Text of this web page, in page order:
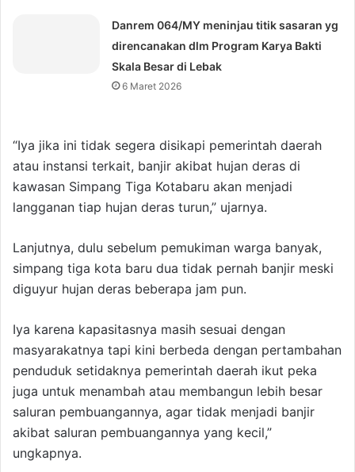
Danrem 064/MY meninjau titik sasaran yg
direncanakan dlm Program Karya Bakti
Skala Besar di Lebak
6 Maret 2026
“Iya jika ini tidak segera disikapi pemerintah daerah
atau instansi terkait, banjir akibat hujan deras di
kawasan Simpang Tiga Kotabaru akan menjadi
langganan tiap hujan deras turun,” ujarnya.
Lanjutnya, dulu sebelum pemukiman warga banyak,
simpang tiga kota baru dua tidak pernah banjir meski
diguyur hujan deras beberapa jam pun.
Iya karena kapasitasnya masih sesuai dengan
masyarakatnya tapi kini berbeda dengan pertambahan
penduduk setidaknya pemerintah daerah ikut peka
juga untuk menambah atau membangun lebih besar
saluran pembuangannya, agar tidak menjadi banjir
akibat saluran pembuangannya yang kecil,”
ungkapnya.